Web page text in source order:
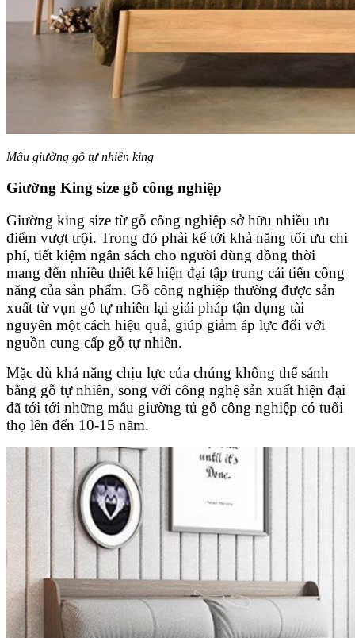
Mẫu giường gỗ tự nhiên king
Giường King size gỗ công nghiệp
Giường king size từ gỗ công nghiệp sở hữu nhiều ưu
điểm vượt trội. Trong đó phải kể tới khả năng tối ưu chi
phí, tiết kiệm ngân sách cho người dùng đồng thời
mang đến nhiều thiết kế hiện đại tập trung cải tiến công
năng của sản phẩm. Gỗ công nghiệp thường được sản
xuất từ vụn gỗ tự nhiên lại giải pháp tận dụng tài
nguyên một cách hiệu quả, giúp giảm áp lực đối với
nguồn cung cấp gỗ tự nhiên.
Mặc dù khả năng chịu lực của chúng không thể sánh
bằng gỗ tự nhiên, song với công nghệ sản xuất hiện đại
đã tới tới những mẫu giường tủ gỗ công nghiệp có tuổi
thọ lên đến 10-15 năm.